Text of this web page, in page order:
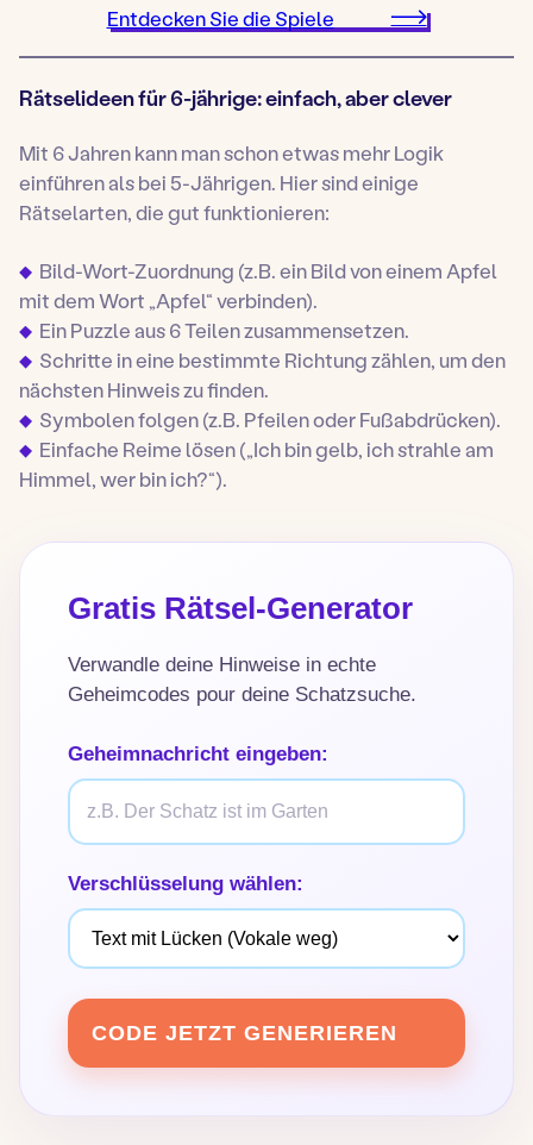
Entdecken Sie die Spiele
Rätselideen für 6-jährige: einfach, aber clever
Mit 6 Jahren kann man schon etwas mehr Logik
einführen als bei 5-Jährigen. Hier sind einige
Rätselarten, die gut funktionieren:
Bild-Wort-Zuordnung (z.B. ein Bild von einem Apfel
mit dem Wort „Apfel“ verbinden).
Ein Puzzle aus 6 Teilen zusammensetzen.
Schritte in eine bestimmte Richtung zählen, um den
nächsten Hinweis zu finden.
Symbolen folgen (z.B. Pfeilen oder Fußabdrücken).
Einfache Reime lösen („Ich bin gelb, ich strahle am
Himmel, wer bin ich?“).
Gratis Rätsel-Generator
Verwandle deine Hinweise in echte
Geheimcodes pour deine Schatzsuche.
Geheimnachricht eingeben:
Verschlüsselung wählen:
CODE JETZT GENERIEREN